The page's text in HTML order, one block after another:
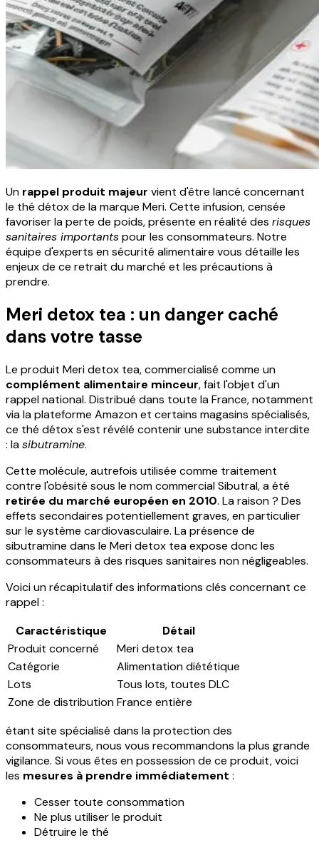
Un rappel produit majeur vient d'être lancé concernant
le thé détox de la marque Meri. Cette infusion, censée
favoriser la perte de poids, présente en réalité des risques
sanitaires importantspour les consommateurs. Notre
équipe d'experts en sécurité alimentaire vous détaille les
enjeux de ce retrait du marché et les précautions à
prendre.
Meri detox tea : un danger caché
dans votre tasse
Le produit Meri detox tea, commercialisé comme un
complément alimentaire minceur, fait l'objet d'un
rappel national. Distribué dans toute la France, notamment
via la plateforme Amazon et certains magasins spécialisés,
ce thé détox s'est révélé contenir une substance interdite
: lasibutramine.
Cette molécule, autrefois utilisée comme traitement
contre l'obésité sous le nom commercial Sibutral, a été
retirée du marché européen en 2010. La raison ? Des
effets secondaires potentiellement graves, en particulier
sur le système cardiovasculaire. La présence de
sibutramine dans le Meri detox tea expose donc les
consommateurs à des risques sanitaires non négligeables.
Voici un récapitulatif des informations clés concernant ce
rappel :
Caractéristique
Détail
Produit concerné
Meri detox tea
Catégorie
Alimentation diététique
Lots
Tous lots, toutes DLC
Zone de distributionFrance entière
étant site spécialisé dans la protection des
consommateurs, nous vous recommandons la plus grande
vigilance. Si vous êtes en possession de ce produit, voici
les mesures à prendre immédiatement :
Cesser toute consommation
Ne plus utiliser le produit
Détruire le thé